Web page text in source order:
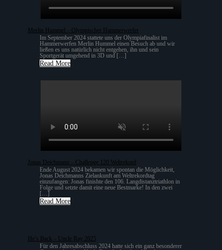
Merlin Hummel – Olympischer Hammerwerfer
Im September 2024 stattete uns der Olympiafinalist im
Hammerwerfen Merlin Hummel einen Besuch ab und wir
ließen es uns natürlich nicht entgehen, ihn und sein
Sportgerät umgehend in 3D und […]
Read More
Jonas Deichmann – Challenge 120 Weltrekord
Ende August 2024 bekamen wir spontan die Möglichkeit,
Jonas Deichmanns Zielankunft am Weltrekordtag
einzufangen: Jonas finishte den 106. Langdistanztriathlon in
Folge und setzte damit eine neue Bestmarke! In den zwei
[…]
Read More
He’s Back – Uncle Ray 2025
Für den Jahresabschluss 2024 hatte sich ein ganz besonderer